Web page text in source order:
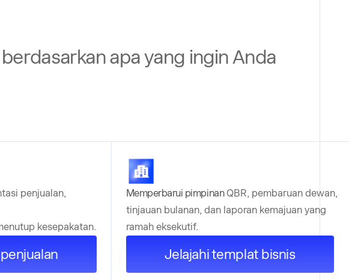
apa yang ingin Anda
penjualan,
kesepakatan.
Memperbarui pimpinan QBR, pembaruan dewan,
tinjauan bulanan, dan laporan kemajuan yang
ramah eksekutif.
Jelajahi templat bisnis